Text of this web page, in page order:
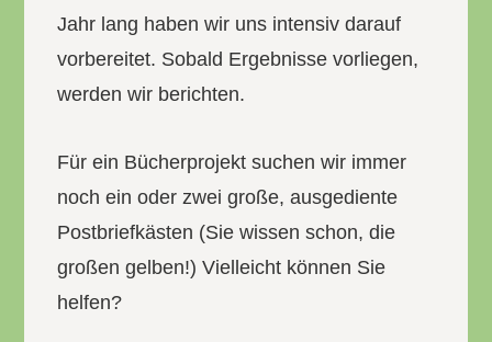
Jahr lang haben wir uns intensiv darauf
vorbereitet. Sobald Ergebnisse vorliegen,
werden wir berichten.
Für ein Bücherprojekt suchen wir immer
noch ein oder zwei große, ausgediente
Postbriefkästen (Sie wissen schon, die
großen gelben!) Vielleicht können Sie
helfen?